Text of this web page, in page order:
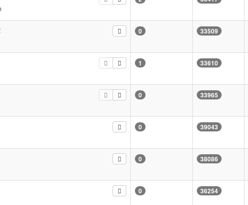
0 33509
1 33610
0 33965
0 39043
0 38086
0 36254